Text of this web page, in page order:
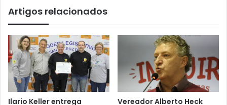
Artigos relacionados
Ilario Keller entrega Vereador Alberto Heck